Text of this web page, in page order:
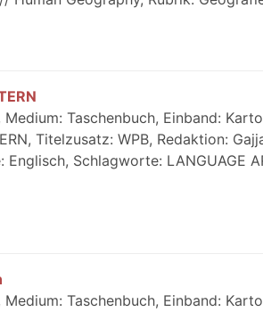
Taschenbuch, Einband:
Titelzusatz: WPB, Redaktion:
Schlagworte: LANGUAGE
Taschenbuch, Einband: